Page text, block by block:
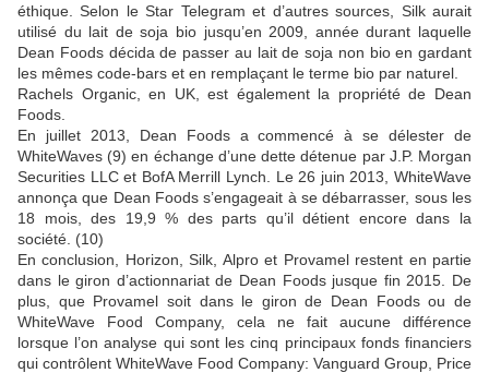
éthique. Selon le Star Telegram et d’autres sources, Silk aurait
utilisé du lait de soja bio jusqu’en 2009, année durant laquelle
Dean Foods décida de passer au lait de soja non bio en gardant
les mêmes code-bars et en remplaçant le terme bio par naturel.
Rachels Organic, en UK, est également la propriété de Dean
Foods.
En juillet 2013, Dean Foods a commencé à se délester de
WhiteWaves (9) en échange d’une dette détenue par J.P. Morgan
Securities LLC et BofA Merrill Lynch. Le 26 juin 2013, WhiteWave
annonça que Dean Foods s’engageait à se débarrasser, sous les
18 mois, des 19,9 % des parts qu’il détient encore dans la
société. (10)
En conclusion, Horizon, Silk, Alpro et Provamel restent en partie
dans le giron d’actionnariat de Dean Foods jusque fin 2015. De
plus, que Provamel soit dans le giron de Dean Foods ou de
WhiteWave Food Company, cela ne fait aucune différence
lorsque l’on analyse qui sont les cinq principaux fonds financiers
qui contrôlent WhiteWave Food Company: Vanguard Group, Price